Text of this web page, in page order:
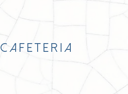
C A F E T E R I A